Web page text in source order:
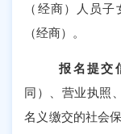
（经商）人员
（经商）。
报名提交
同）、营业执照
名义缴交的社会